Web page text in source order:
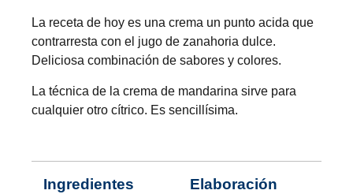
La receta de hoy es una crema un punto acida que
contrarresta con el jugo de zanahoria dulce.
Deliciosa combinación de sabores y colores.
La técnica de la crema de mandarina sirve para
cualquier otro cítrico. Es sencillísima.
Ingredientes Elaboración